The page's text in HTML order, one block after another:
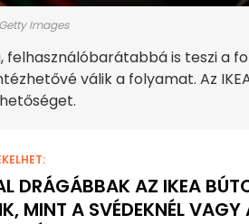
Images
felhasználóbarátabbá is teszi a
válik a folyamat. Az
DRÁGÁBBAK AZ IKEA
MINT A SVÉDEKNÉL VAGY